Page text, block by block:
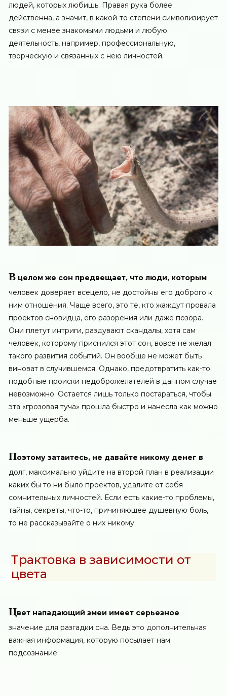
людей, которых любишь. Правая рука более
действенна, а значит, в какой-то степени символизирует
связи с менее знакомыми людьми и любую
деятельность, например, профессиональную,
творческую и связанных с нею личностей.
В целом же сон предвещает, что люди, которым
человек доверяет всецело, не достойны его доброго к
ним отношения. Чаще всего, это те, кто жаждут провала
проектов сновидца, его разорения или даже позора.
Они плетут интриги, раздувают скандалы, хотя сам
человек, которому приснился этот сон, вовсе не желал
такого развития событий. Он вообще не может быть
виноват в случившемся. Однако, предотвратить как-то
подобные происки недоброжелателей в данном случае
невозможно. Остается лишь только постараться, чтобы
эта «грозовая туча» прошла быстро и нанесла как можно
меньше ущерба.
Поэтому затаитесь, не давайте никому денег в
долг, максимально уйдите на второй план в реализации
каких бы то ни было проектов, удалите от себя
сомнительных личностей. Если есть какие-то проблемы,
тайны, секреты, что-то, причиняющее душевную боль,
то не рассказывайте о них никому.
Трактовка в зависимости от
цвета
Цвет нападающий змеи имеет серьезное
значение для разгадки сна. Ведь это дополнительная
важная информация, которую посылает нам
подсознание.